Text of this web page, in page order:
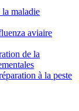
la maladie
aviaire
de la
à la peste